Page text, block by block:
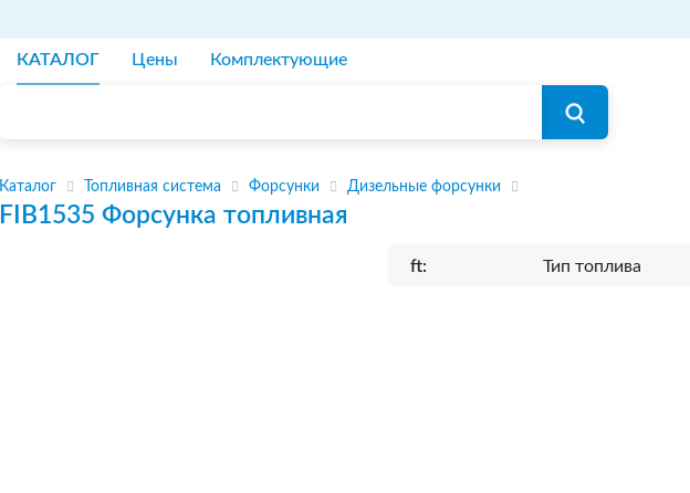
КАТАЛОГ Цены Комплектующие
Каталог Топливная система Форсунки Дизельные форсунки
FIB1535 Форсунка топливная
ft: Тип топлива